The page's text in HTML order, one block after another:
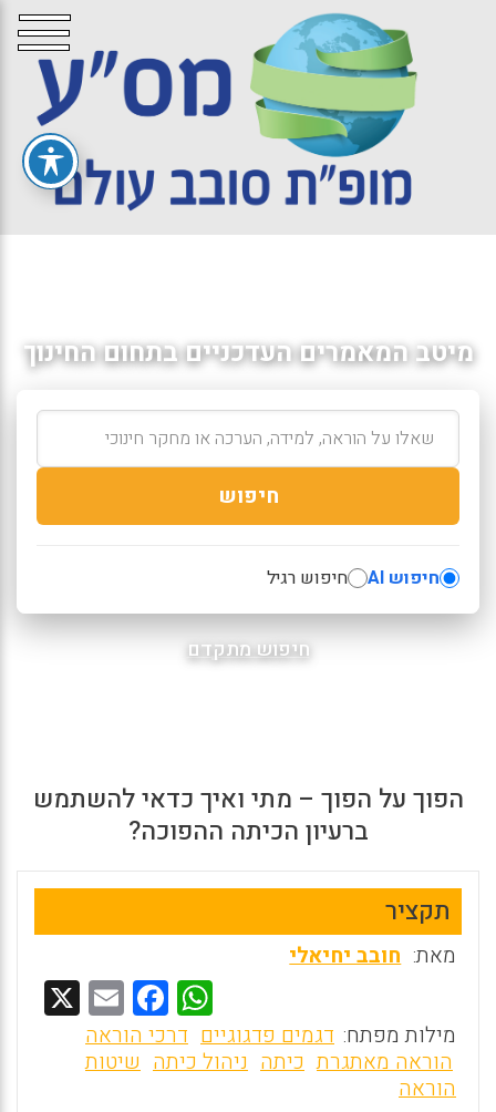
מיטב המאמרים העדכניים בתחום החינוך
חיפוש
חיפוש AI חיפוש רגיל
חיפוש מתקדם
הפוך על הפוך – מתי ואיך כדאי להשתמש
ברעיון הכיתה ההפוכה?
תקציר
מאת: חובב יחיאלי
W
h
at
F
a
ce
E
m
ai
מילות מפתח: דגמים פדגוגיים דרכי הוראה
הוראה מאתגרת כיתה ניהול כיתה שיטות
הוראה